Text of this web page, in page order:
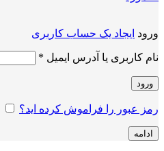
ورود ایجاد یک حساب کاربری
نام کاربری یا آدرس ایمیل *
ورود
رمز عبور را فراموش کرده اید؟
ادامه